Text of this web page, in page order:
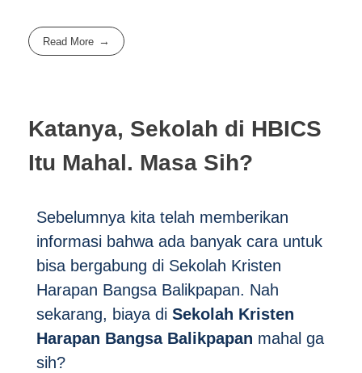
Read More
Katanya, Sekolah di HBICS
Itu Mahal. Masa Sih?
Sebelumnya kita telah memberikan
informasi bahwa ada banyak cara untuk
bisa bergabung di Sekolah Kristen
Harapan Bangsa Balikpapan. Nah
sekarang, biaya di Sekolah Kristen
Harapan BangsaBalikpapan mahal ga
sih?